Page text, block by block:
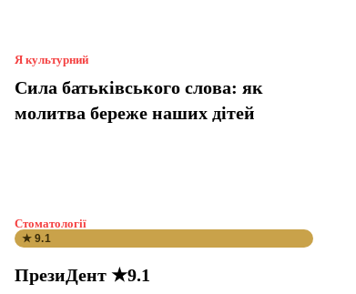
Я культурний
Сила батьківського слова: як
молитва береже наших дітей
Стоматології
★ 9.1
ПрезиДент ★9.1